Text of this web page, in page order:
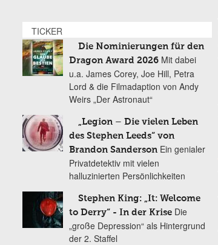
TICKER
Die Nominierungen für den
Dragon Award 2026 Mit dabei
u.a. James Corey, Joe Hill, Petra
Lord & die Filmadaption von Andy
Weirs „Der Astronaut“
„Legion – Die vielen Leben
des Stephen Leeds“ von
Brandon Sanderson Ein genialer
Privatdetektiv mit vielen
halluzinierten Persönlichkeiten
Stephen King: „It: Welcome
to Derry“ - In der Krise Die
„große Depression“ als Hintergrund
der 2. Staffel